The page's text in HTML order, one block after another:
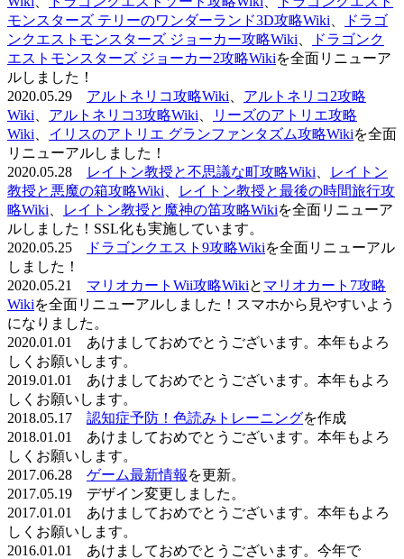
モンスターズ テリーのワンダーランド3D攻略Wiki
ドラゴ
ンクエストモンスターズ ジョーカー攻略Wiki
ドラゴンク
エストモンスターズ ジョーカー2攻略Wikiを全面リニューア
ルしました！
2020.05.29 アルトネリコ攻略Wiki
アルトネリコ2攻略
Wiki
アルトネリコ3攻略Wiki
リーズのアトリエ攻略
Wiki
イリスのアトリエ グランファンタズム攻略Wikiを全面
リニューアルしました！
2020.05.28
レイトン教授と不思議な町攻略Wiki
レイトン
教授と悪魔の箱攻略Wiki
レイトン教授と最後の時間旅行攻
略Wiki
レイトン教授と魔神の笛攻略Wikiを全面リニューア
ルしました！SSL化も実施しています。
2020.05.25
ドラゴンクエスト9攻略Wikiを全面リニューアル
しました！
2020.05.21 マリオカートWii攻略Wikiと マリオカート7攻略
Wikiを全面リニューアルしました！スマホから見やすいよう
になりました。
2020.01.01 あけましておめでとうございます。本年もよろ
しくお願いします。
2019.01.01 あけましておめでとうございます。本年もよろ
しくお願いします。
2018.05.17 認知症予防！色読みトレーニングを作成
2018.01.01 あけましておめでとうございます。本年もよろ
しくお願いします。
2017.06.28 ゲーム最新情報 を更新。
2017.05.19 デザイン変更しました。
2017.01.01 あけましておめでとうございます。本年もよろ
しくお願いします。
2016.01.01 あけましておめでとうございます。今年で